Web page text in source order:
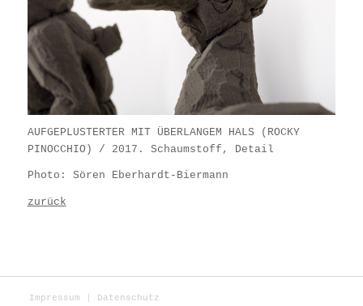
AUFGEPLUSTERTER MIT ÜBERLANGEM HALS (ROCKY
PINOCCHIO) / 2017. Schaumstoff, Detail
Photo: Sören Eberhardt-Biermann
zurück
Impressum Datenschutz